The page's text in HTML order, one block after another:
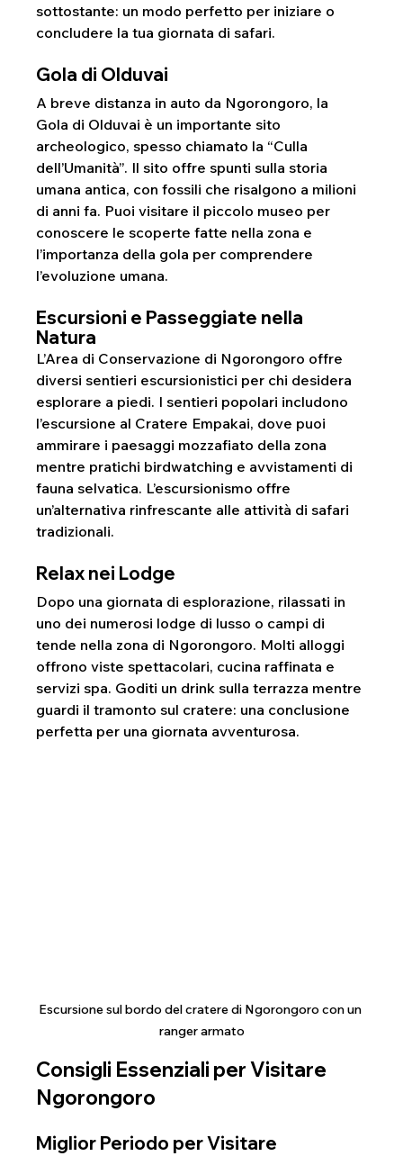
sottostante: un modo perfetto per iniziare o
concludere la tua giornata di safari.
Gola di Olduvai
A breve distanza in auto da Ngorongoro, la
Gola di Olduvai è un importante sito
archeologico, spesso chiamato la “Culla
dell’Umanità”. Il sito offre spunti sulla storia
umana antica, con fossili che risalgono a milioni
di anni fa. Puoi visitare il piccolo museo per
conoscere le scoperte fatte nella zona e
l’importanza della gola per comprendere
l’evoluzione umana.
Escursioni e Passeggiate nella
Natura
L’Area di Conservazione di Ngorongoro offre
diversi sentieri escursionistici per chi desidera
esplorare a piedi. I sentieri popolari includono
l’escursione al Cratere Empakai, dove puoi
ammirare i paesaggi mozzafiato della zona
mentre pratichi birdwatching e avvistamenti di
fauna selvatica. L’escursionismo offre
un’alternativa rinfrescante alle attività di safari
tradizionali.
Relax nei Lodge
Dopo una giornata di esplorazione, rilassati in
uno dei numerosi lodge di lusso o campi di
tende nella zona di Ngorongoro. Molti alloggi
offrono viste spettacolari, cucina raffinata e
servizi spa. Goditi un drink sulla terrazza mentre
guardi il tramonto sul cratere: una conclusione
perfetta per una giornata avventurosa.
Escursione sul bordo del cratere di Ngorongoro con un
ranger armato
Consigli Essenziali per Visitare
Ngorongoro
Miglior Periodo per Visitare